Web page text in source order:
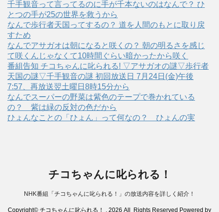
千手観音って言ってるのに手が千本ないのはなんで？ ひ
とつの手が25の世界を救うから
なんで歩行者天国ってするの？ 道を人間のもとに取り戻
すため
なんでアサガオは朝になると咲くの？ 朝の明るさを感じ
て咲くんじゃなくて10時間ぐらい暗かったから咲く
番組告知 チコちゃんに叱られる! ▽アサガオの謎▽歩行者
天国の謎▽千手観音の謎 初回放送日 7月24日(金)午後
7:57、再放送翌土曜日8時15分から
なんでスーパーの野菜は紫色のテープで巻かれている
の？ 紫は緑の反対の色だから
ひょんなことの「ひょん」って何なの？ ひょんの実
チコちゃんに叱られる！
NHK番組「チコちゃんに叱られる！」の放送内容を詳しく紹介！
Copyright© チコちゃんに叱られる！ , 2026 All Rights Reserved Powered by